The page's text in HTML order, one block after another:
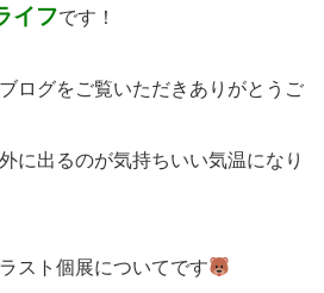
イフです！
ログをご覧いただきありがとうご
に出るのが気持ちいい気温になり
スト個展についてです